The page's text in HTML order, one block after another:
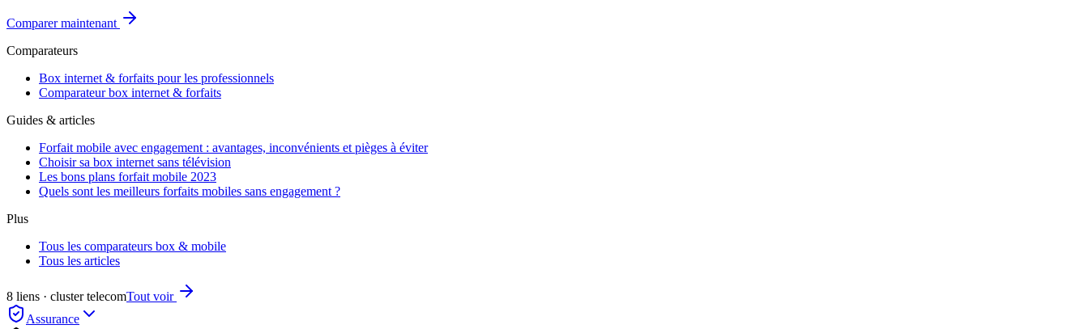
Comparer maintenant
Comparateurs
Box internet & forfaits pour les professionnels
Comparateur box internet & forfaits
Guides & articles
Forfait mobile avec engagement : avantages, inconvénients et pièges à éviter
Choisir sa box internet sans télévision
Les bons plans forfait mobile 2023
Quels sont les meilleurs forfaits mobiles sans engagement ?
Plus
Tous les comparateurs box & mobile
Tous les articles
8 liens · cluster telecomTout voir
Assurance